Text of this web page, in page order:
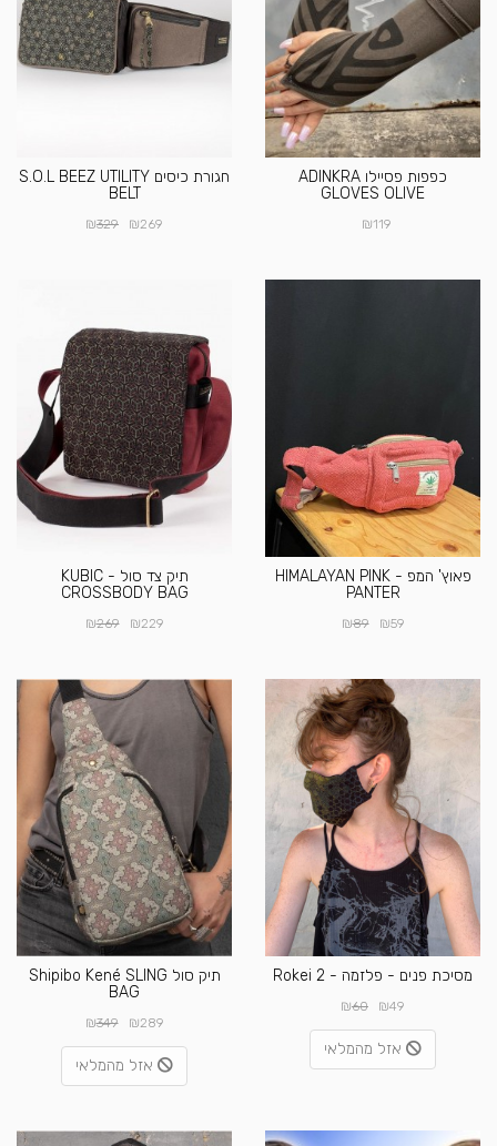
כפפות פסיילו ADINKRA
GLOVES OLIVE
₪119
חגורת כיסים S.O.L BEEZ UTILITY
BELT
₪269
₪329
פאוץ' המפ - HIMALAYAN PINK
PANTER
₪59
₪89
תיק צד סול - KUBIC
CROSSBODY BAG
₪229
₪269
מסיכת פנים - פלזמה - 2 Rokei
₪49
₪60
אזל מהמלאי
תיק סול Shipibo Kené SLING
BAG
₪289
₪349
אזל מהמלאי